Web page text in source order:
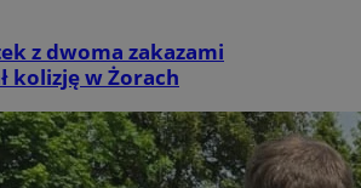
z dwoma zakazami
kolizję w Żorach